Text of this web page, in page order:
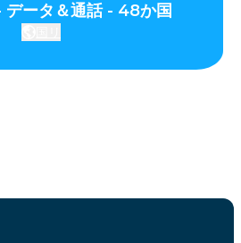
データ＆通話 - 48か国